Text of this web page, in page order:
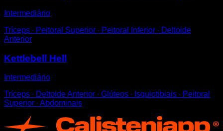
Intermediário
Tríceps ∙ Peitoral Superior ∙ Peitoral Inferior ∙ Deltoide
Anterior
Kettlebell Hell
Intermediário
Tríceps ∙ Deltoide Anterior ∙ Glúteos ∙ Isquiotibiais ∙ Peitoral
Superior ∙ Abdominais